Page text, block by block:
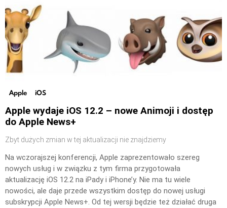
Apple iOS
Apple wydaje iOS 12.2 – nowe Animoji i dostęp
do Apple News+
Zbyt dużych zmian w tej aktualizacji nie znajdziemy
Na wczorajszej konferencji, Apple zaprezentowało szereg
nowych usług i w związku z tym firma przygotowała
aktualizację iOS 12.2 na iPady i iPhone’y. Nie ma tu wiele
nowości, ale daje przede wszystkim dostęp do nowej usługi
subskrypcji Apple News+. Od tej wersji będzie też działać druga